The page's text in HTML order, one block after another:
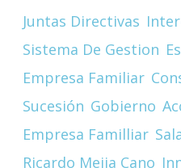
Juntas Directivas
Sistema De Gestion
Empresa Familiar
Sucesión Gobierno
Empresa Familliar
Ricardo Mejia Cano